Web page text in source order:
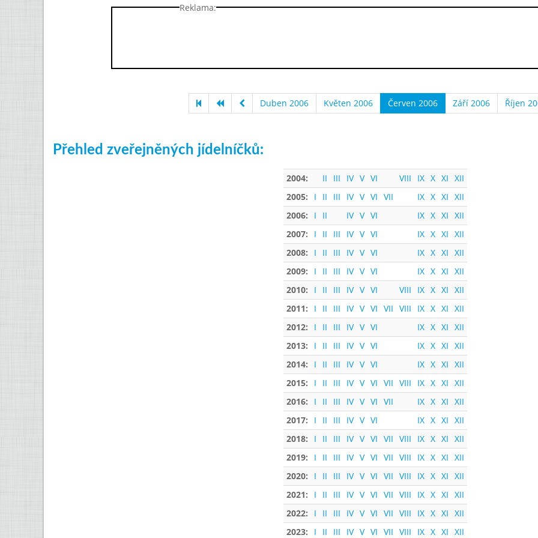
Reklama:
Duben 2006 Květen 2006 Červen 2006 Září 2006 Říjen
Přehled zveřejněných jídelníčků:
2004: II III IV V VI VIII IX X XI XII
2005:
I II III IV V VI VII IX X XI XII
2006:
I II IV V VI IX X XI XII
2007:
I II III IV V VI IX X XI XII
2008:
I II III IV V VI IX X XI XII
2009:
I II III IV V VI IX X XI XII
2010:
I II III IV V VI VIII IX X XI XII
2011:
I II III IV V VI VII VIII IX X XI XII
2012:
I II III IV V VI IX X XI XII
2013:
I II III IV V VI IX X XI XII
2014:
I II III IV V VI IX X XI XII
2015:
I II III IV V VI VII VIII IX X XI XII
2016:
I II III IV V VI VII IX X XI XII
2017:
I II III IV V VI IX X XI XII
2018:
I II III IV V VI VII VIII IX X XI XII
2019:
I II III IV V VI VII VIII IX X XI XII
2020:
I II III IV V VI VII VIII IX X XI XII
2021:
I II III IV V VI VII VIII IX X XI XII
2022:
I II III IV V VI VII VIII IX X XI XII
2023:
I II III IV V VI VII VIII IX X XI XII